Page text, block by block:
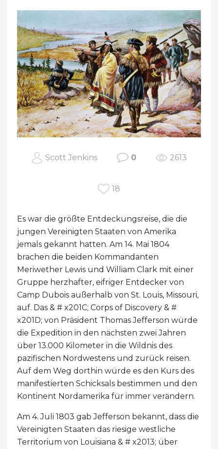
Scott Jenkins 0 2613
18
Es war die größte Entdeckungsreise, die die
jungen Vereinigten Staaten von Amerika
jemals gekannt hatten. Am 14. Mai 1804
brachen die beiden Kommandanten
Meriwether Lewis und William Clark mit einer
Gruppe herzhafter, eifriger Entdecker von
Camp Dubois außerhalb von St. Louis, Missouri,
auf. Das & # x201C; Corps of Discovery & #
x201D; von Präsident Thomas Jefferson würde
die Expedition in den nächsten zwei Jahren
über 13.000 Kilometer in die Wildnis des
pazifischen Nordwestens und zurück reisen.
Auf dem Weg dorthin würde es den Kurs des
manifestierten Schicksals bestimmen und den
Kontinent Nordamerika für immer verändern.
Am 4. Juli 1803 gab Jefferson bekannt, dass die
Vereinigten Staaten das riesige westliche
Territorium von Louisiana & # x2013; über